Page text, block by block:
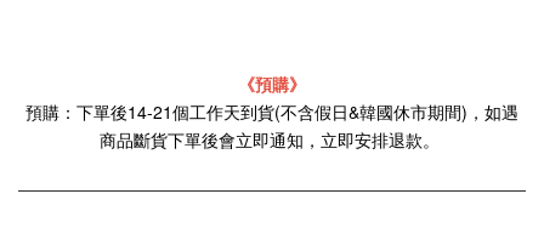
《預購》
預購：下單後14-21個工作天到貨(不含假日&韓國休市期間)，如遇
商品斷貨下單後會立即通知，立即安排退款。